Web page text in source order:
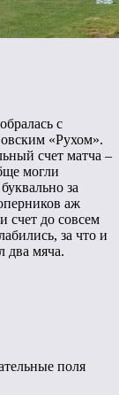
с
«Рухом».
счет матча –
могли
за
аж
счет до совсем
за что и
два мяча.
поля